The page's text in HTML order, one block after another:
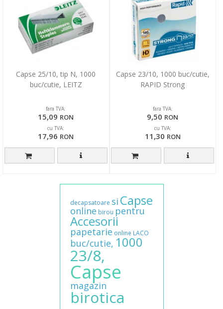
Capse 25/10, tip N, 1000
buc/cutie, LEITZ
fara TVA:
15,09 RON
cu TVA:
17,96 RON
Capse 23/10, 1000 buc/cutie,
RAPID Strong
fara TVA:
9,50 RON
cu TVA:
11,30 RON
decapsatoare si Capse
online birou pentru
Accesorii
papetarie online LACO
buc/cutie, 1000
23/8,
Capse
magazin
birotica